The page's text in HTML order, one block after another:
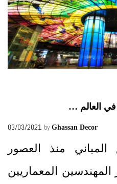
في العالم …
03/03/2021 by Ghassan Decor
منذ العصور
المعماريين